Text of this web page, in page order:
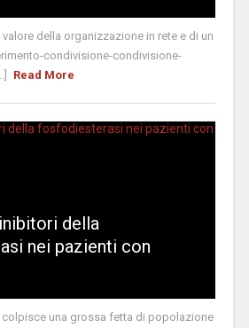
della organizzazione in rete e di un
condivisione-condivisione-
Read More
della
nei pazienti con
una grossa fetta di popolazione